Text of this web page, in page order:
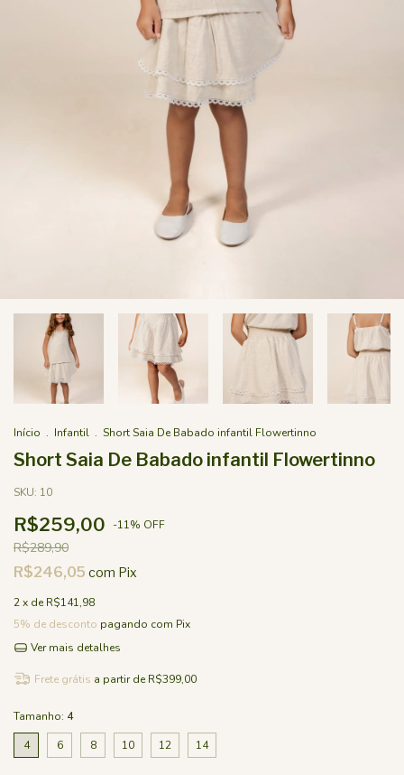
Início . Infantil . Short Saia De Babado infantil Flowertinno
Short Saia De Babado infantil Flowertinno
SKU: 10
R$259,00 -11% OFF
R$289,90
R$246,05 com Pix
2x de R$141,98
5% de desconto pagando com Pix
Ver mais detalhes
Frete grátis a partir de R$399,00
Tamanho: 4
4
6 8 10 12 14